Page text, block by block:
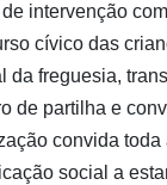
intervenção
cívico das
da freguesia,
de partilha e
convida
social a